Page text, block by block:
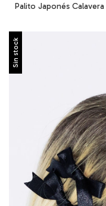
Palito Japonés
Sin stock